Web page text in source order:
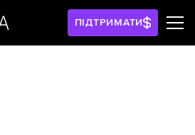
ПІДТРИМАТИ